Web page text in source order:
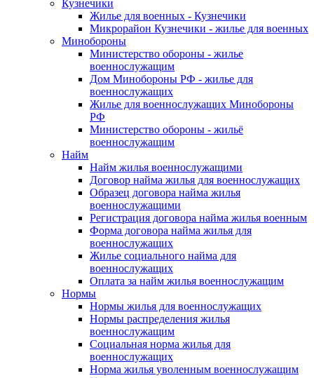
Кузнечики
Жилье для военных - Кузнечики
Микрорайон Кузнечики - жилье для военных
Минобороны
Министерство обороны - жилье
военнослужащим
Дом Минобороны РФ - жилье для
военнослужащих
Жилье для военнослужащих Минобороны
РФ
Министерство обороны - жильё
военнослужащим
Найм
Найм жилья военнослужащими
Договор найма жилья для военнослужащих
Образец договора найма жилья
военнослужащими
Регистрация договора найма жилья военным
Форма договора найма жилья для
военнослужащих
Жилье социального найма для
военнослужащих
Оплата за найм жилья военнослужащим
Нормы
Нормы жилья для военнослужащих
Нормы распределения жилья
военнослужащим
Социальная норма жилья для
военнослужащих
Норма жилья уволенным военнослужащим